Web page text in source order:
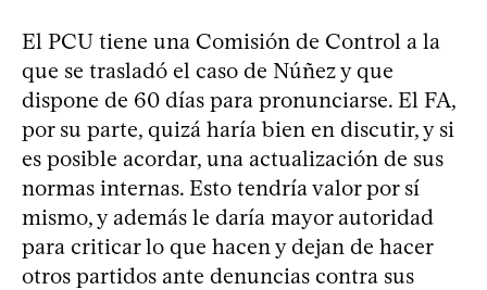
El PCU tiene una Comisión de Control a la
que se trasladó el caso de Núñez y que
dispone de 60 días para pronunciarse. El FA,
por su parte, quizá haría bien en discutir, y si
es posible acordar, una actualización de sus
normas internas. Esto tendría valor por sí
mismo, y además le daría mayor autoridad
para criticar lo que hacen y dejan de hacer
otros partidos ante denuncias contra sus